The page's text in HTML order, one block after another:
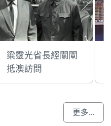
粱靈光省長經關閘
抵澳訪問
更多...